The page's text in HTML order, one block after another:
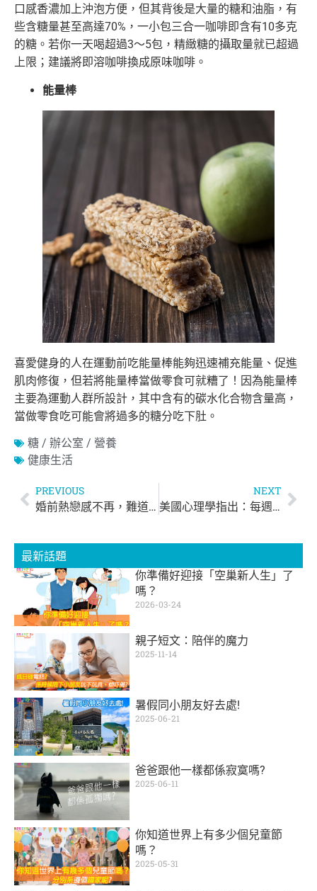
口感香濃加上沖泡方便，但其背後是大量的糖和油脂，有
些含糖量甚至高達70%，一小包三合一咖啡即含有10多克
的糖。若你一天喝超過3～5包，精緻糖的攝取量就已超過
上限；建議將即溶咖啡換成原味咖啡。
能量棒
喜愛健身的人在運動前吃能量棒能夠迅速補充能量、促進
肌肉修復，但若將能量棒當做零食可就糟了！因為能量棒
主要為運動人群所設計，其中含有的碳水化合物含量高，
當做零食吃可能會將過多的糖分吃下肚。
糖 / 辦公室 / 營養
健康生活
PREVIOUS
婚前熱戀感不再，難道真的回不去了？
NEXT
美國心理學指出：每週性生活2次，男性減少50%死亡風險
最新話題
你準備好迎接「空巢新人生」了
嗎？
2026-03-24
親子短文：陪伴的魔力
2025-11-14
暑假同小朋友好去處!
2025-06-21
爸爸跟他一樣都係寂寞嗎?
2025-06-11
你知道世界上有多少個兒童節
嗎？
2025-05-31